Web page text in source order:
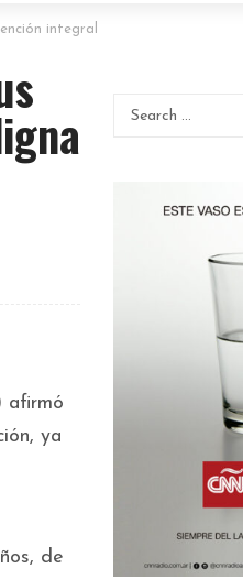
integral
afirmó
ya
de